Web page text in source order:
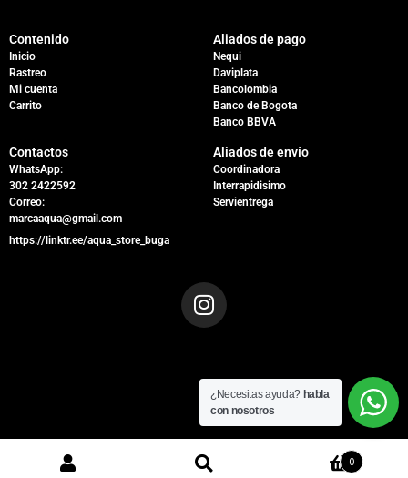
Contenido
Inicio
Rastreo
Mi cuenta
Carrito
Aliados de pago
Nequi
Daviplata
Bancolombia
Banco de Bogota
Banco BBVA
Contactos
WhatsApp:
302 2422592
Correo:
marcaaqua@gmail.com
https://linktr.ee/aqua_store_buga
Aliados de envío
Coordinadora
Interrapidisimo
Servientrega
0
¿Necesitas ayuda? habla
con nosotros